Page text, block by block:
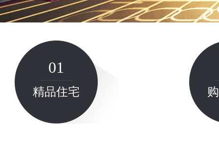
01
精品住宅